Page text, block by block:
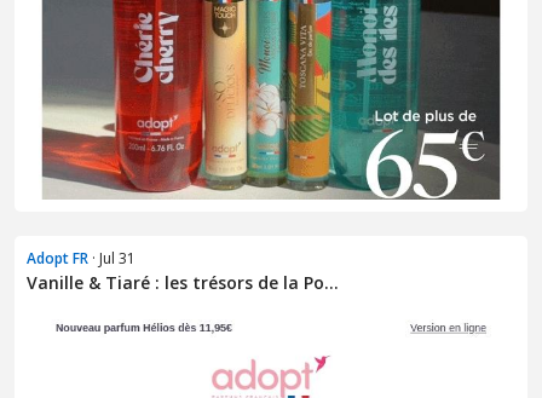
Adopt FR · Jul 31
Vanille & Tiaré : les trésors de la Po...